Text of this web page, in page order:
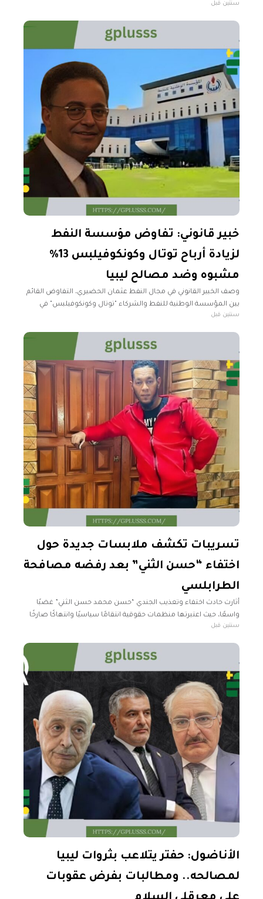
سنتين قبل
خبير قانوني: تفاوض مؤسسة النفط
لزيادة أرباح توتال وكونكوفيلبس 13%
مشبوه وضد مصالح ليبيا
وصف الخبير القانوني في مجال النفط عثمان الحضيري، التفاوض القائم
بين المؤسسة الوطنية للنفط والشركاء "توتال وكونكوفيلبس" في
مجموعة الواحة، بالمشبوهة وضد مصالح الشعب الليبي؛ لمطالبتها
سنتين قبل
تسريبات تكشف ملابسات جديدة حول
اختفاء “حسن الثني” بعد رفضه مصافحة
الطرابلسي
أثارت حادث اختفاء وتعذيب الجندي “حسن محمد حسن الثني” غضبًا
واسعًا، حيث اعتبرتها منظمات حقوقية انتقامًا سياسيًا وانتهاكًا صارخًا
لحقوق الإنسان، فيما طالبت بالكشف عن مصيره والإفراج عنه فورًا.
سنتين قبل
الأناضول: حفتر يتلاعب بثروات ليبيا
لمصالحه.. ومطالبات بفرض عقوبات